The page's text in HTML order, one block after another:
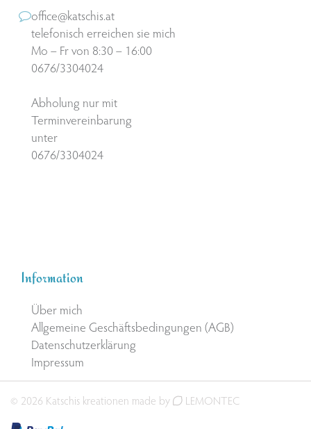
office@katschis.at
telefonisch erreichen sie mich
Mo – Fr von 8:30 – 16:00
0676/3304024
Abholung nur mit
Terminvereinbarung
unter
0676/3304024
Information
Über mich
Allgemeine Geschäftsbedingungen (AGB)
Datenschutzerklärung
Impressum
© 2026 Katschis kreationen made by LEMONTEC